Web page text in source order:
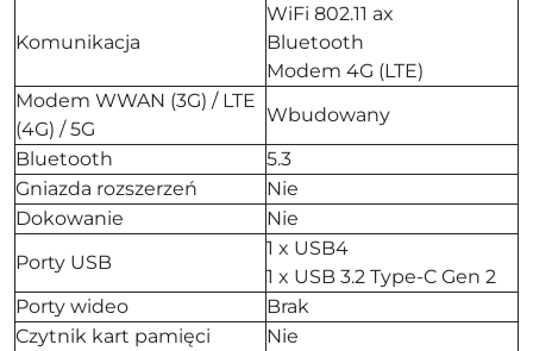
Komunikacja
WiFi 802.11 ax
Bluetooth
Modem 4G (LTE)
Modem WWAN (3G) / LTE
(4G) / 5G
Wbudowany
Bluetooth
5.3
Gniazda rozszerzeń
Nie
Dokowanie
Nie
Porty USB
1 x USB4
1 x USB 3.2 Type-C Gen 2
Porty wideo
Brak
Czytnik kart pamięci
Nie